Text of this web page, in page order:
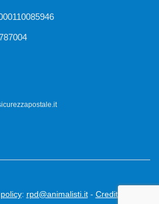
: rpd@animalisti.it- Credits